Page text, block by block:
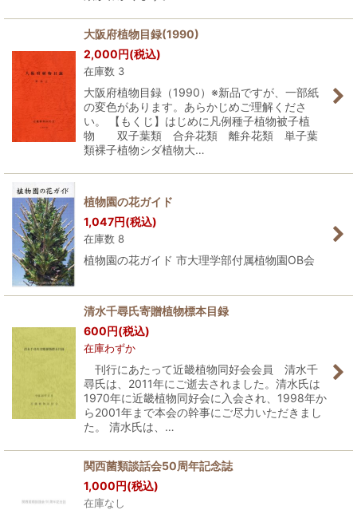
大阪府植物目録(1990)
2,000円(税込)
在庫数 3
大阪府植物目録（1990）※新品ですが、一部紙
の変色があります。あらかじめご理解くださ
い。 【もくじ】はじめに凡例種子植物被子植
物 双子葉類 合弁花類 離弁花類 単子葉
類裸子植物シダ植物大…
植物園の花ガイド
1,047円(税込)
在庫数 8
植物園の花ガイド 市大理学部付属植物園OB会
清水千尋氏寄贈植物標本目録
600円(税込)
在庫わずか
刊行にあたって近畿植物同好会会員 清水千
尋氏は、2011年にご逝去されました。清水氏は
1970年に近畿植物同好会に入会され、1998年か
ら2001年まで本会の幹事にご尽力いただきまし
た。 清水氏は、…
関西菌類談話会50周年記念誌
1,000円(税込)
在庫なし